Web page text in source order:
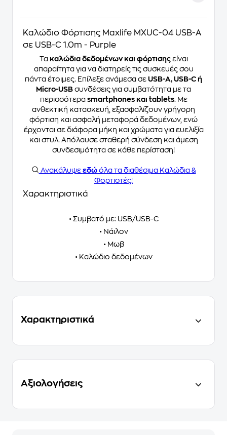
Καλώδιο Φόρτισης Maxlife MXUC-04 USB-Α
σε USB-C 1.0m - Purple
Τα καλώδια δεδομένων και φόρτισηςείναι
απαραίτητα για να διατηρείς τις συσκευές σου
πάντα έτοιμες. Επίλεξε ανάμεσα σε USB-A, USB-C ή
Micro-USB συνδέσεις για συμβατότητα με τα
περισσότερα smartphones και tablets. Με
ανθεκτική κατασκευή, εξασφαλίζουν γρήγορη
φόρτιση και ασφαλή μεταφορά δεδομένων, ενώ
έρχονται σε διάφορα μήκη και χρώματα για ευελιξία
και στυλ. Απόλαυσε σταθερή σύνδεση και άμεση
συνδεσιμότητα σε κάθε περίσταση!
Ανακάλυψε εδώόλα τα διαθέσιμα Καλώδια &
Φορτιστές!
Χαρακτηριστικά
• Συμβατό με: USB/USB-C
• Νάιλον
• Μωβ
• Καλώδιο δεδομένων
Χαρακτηριστικά
Αξιολογήσεις